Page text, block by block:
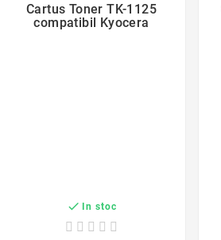

Cartus Toner TK-1125
compatibil Kyocera
 In stoc